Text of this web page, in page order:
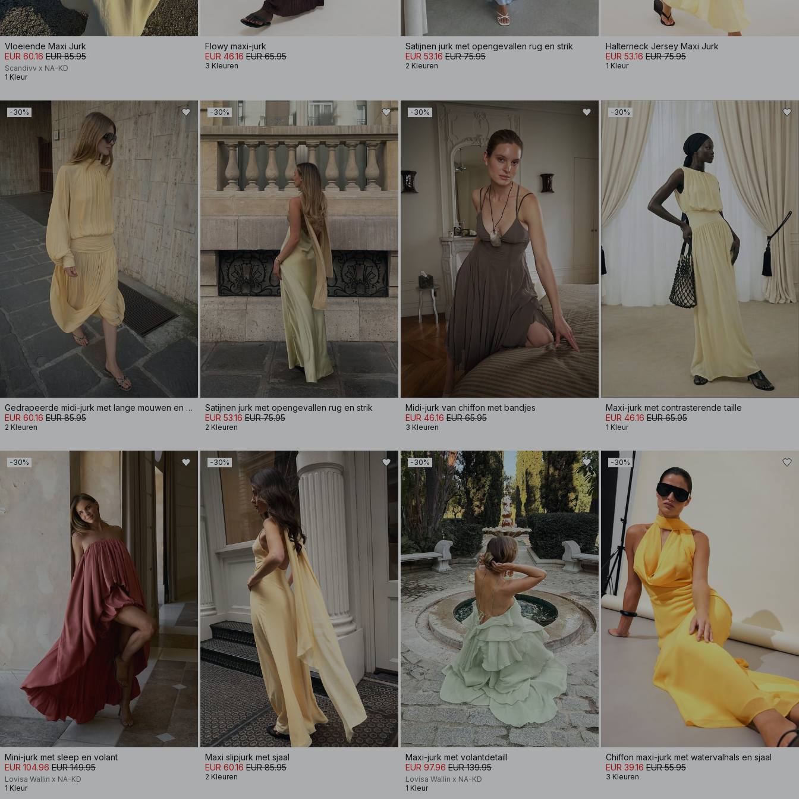
Vloeiende Maxi Jurk
EUR 60.16 EUR 85.95
Scandivv x NA-KD
1 Kleur
Flowy maxi-jurk
EUR 46.16 EUR 65.95
3 Kleuren
Satijnen jurk met opengevallen rug en strik
EUR 53.16 EUR 75.95
2 Kleuren
Halterneck Jersey Maxi Jurk
EUR 53.16 EUR 75.95
1 Kleur
-30%
Gedrapeerde midi-jurk met lange mouwen en open rug
EUR 60.16 EUR 85.95
2 Kleuren
-30%
Satijnen jurk met opengevallen rug en strik
EUR 53.16 EUR 75.95
2 Kleuren
-30%
Midi-jurk van chiffon met bandjes
EUR 46.16 EUR 65.95
3 Kleuren
-30%
Maxi-jurk met contrasterende taille
EUR 46.16 EUR 65.95
1 Kleur
-30%
Mini-jurk met sleep en volant
EUR 104.96 EUR 149.95
Lovisa Wallin x NA-KD
1 Kleur
-30%
Maxi slipjurk met sjaal
EUR 60.16 EUR 85.95
2 Kleuren
-30%
Maxi-jurk met volantdetaill
EUR 97.96 EUR 139.95
Lovisa Wallin x NA-KD
1 Kleur
-30%
Chiffon maxi-jurk met watervalhals en sjaal
EUR 39.16 EUR 55.95
3 Kleuren